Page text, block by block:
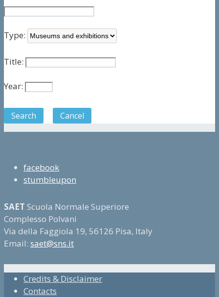
Type:
Title:
Year:
Search Cancel
facebook
stumbleupon
SAET Scuola Normale Superiore
Complesso Polvani
Via della Faggiola 19, 56126 Pisa, Italy
Email: saet@sns.it
Credits & Disclaimer
Contacts